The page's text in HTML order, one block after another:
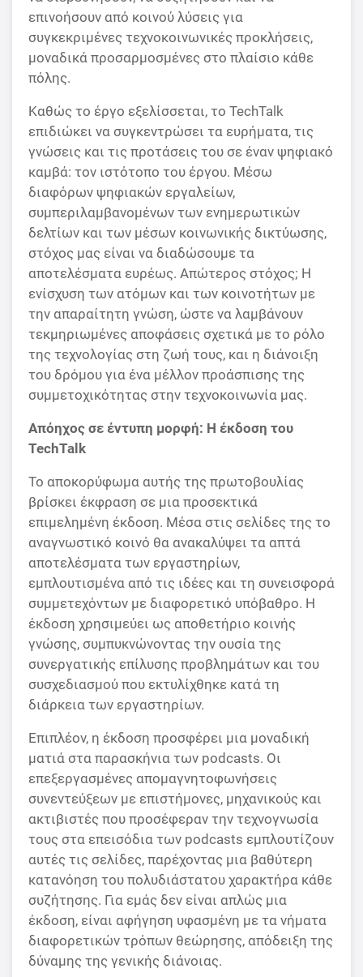
επινοήσουν από κοινού λύσεις για
συγκεκριμένες τεχνοκοινωνικές προκλήσεις,
μοναδικά προσαρμοσμένες στο πλαίσιο κάθε
πόλης.
Καθώς το έργο εξελίσσεται, το TechTalk
επιδιώκει να συγκεντρώσει τα ευρήματα, τις
γνώσεις και τις προτάσεις του σε έναν ψηφιακό
καμβά: τον ιστότοπο του έργου. Μέσω
διαφόρων ψηφιακών εργαλείων,
συμπεριλαμβανομένων των ενημερωτικών
δελτίων και των μέσων κοινωνικής δικτύωσης,
στόχος μας είναι να διαδώσουμε τα
αποτελέσματα ευρέως. Απώτερος στόχος; Η
ενίσχυση των ατόμων και των κοινοτήτων με
την απαραίτητη γνώση, ώστε να λαμβάνουν
τεκμηριωμένες αποφάσεις σχετικά με το ρόλο
της τεχνολογίας στη ζωή τους, και η διάνοιξη
του δρόμου για ένα μέλλον προάσπισης της
συμμετοχικότητας στην τεχνοκοινωνία μας.
Απόηχος σε έντυπη μορφή: Η έκδοση του
TechTalk
Το αποκορύφωμα αυτής της πρωτοβουλίας
βρίσκει έκφραση σε μια προσεκτικά
επιμελημένη έκδοση. Μέσα στις σελίδες της το
αναγνωστικό κοινό θα ανακαλύψει τα απτά
αποτελέσματα των εργαστηρίων,
εμπλουτισμένα από τις ιδέες και τη συνεισφορά
συμμετεχόντων με διαφορετικό υπόβαθρο. Η
έκδοση χρησιμεύει ως αποθετήριο κοινής
γνώσης, συμπυκνώνοντας την ουσία της
συνεργατικής επίλυσης προβλημάτων και του
συσχεδιασμού που εκτυλίχθηκε κατά τη
διάρκεια των εργαστηρίων.
Επιπλέον, η έκδοση προσφέρει μια μοναδική
ματιά στα παρασκήνια των podcasts. Οι
επεξεργασμένες απομαγνητοφωνήσεις
συνεντεύξεων με επιστήμονες, μηχανικούς και
ακτιβιστές που προσέφεραν την τεχνογνωσία
τους στα επεισόδια των podcasts εμπλουτίζουν
αυτές τις σελίδες, παρέχοντας μια βαθύτερη
κατανόηση του πολυδιάστατου χαρακτήρα κάθε
συζήτησης. Για εμάς δεν είναι απλώς μια
έκδοση, είναι αφήγηση υφασμένη με τα νήματα
διαφορετικών τρόπων θεώρησης, απόδειξη της
δύναμης της γενικής διάνοιας.